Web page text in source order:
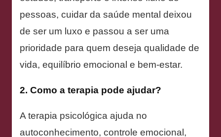
pessoas, cuidar da saúde mental deixou
de ser um luxo e passou a ser uma
prioridade para quem deseja qualidade de
vida, equilíbrio emocional e bem-estar.
2. Como a terapia pode ajudar?
A terapia psicológica ajuda no
autoconhecimento, controle emocional,